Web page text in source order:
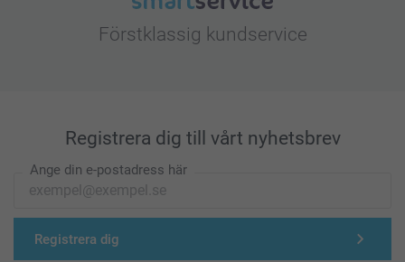
Förstklassig kundservice
Registrera dig till vårt nyhetsbrev
Ange din e-postadress här
Registrera dig